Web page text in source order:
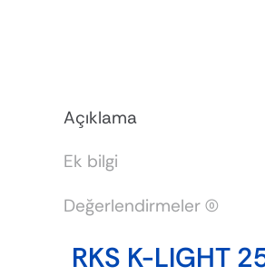
Açıklama
Ek bilgi
Değerlendirmeler (0)
RKS K-LIGHT